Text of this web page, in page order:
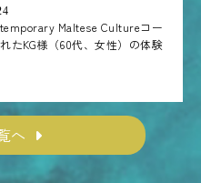
Maltese Cultureコー
たKG様（60代、女性）の体験
へ